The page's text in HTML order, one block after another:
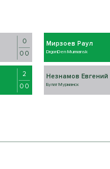
0
0 0
2
0 0
Мирзоев Раул
DrgonDen Murmansk
Незнамов Евгений
Булат Мурманск